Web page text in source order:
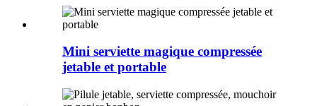
Mini serviette magique compressée
jetable et portable